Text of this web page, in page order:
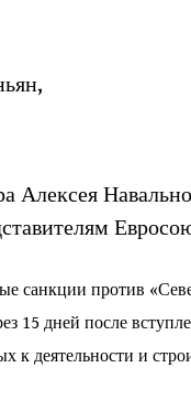
Алексея
санкции против
15 дней после
к деятельности и